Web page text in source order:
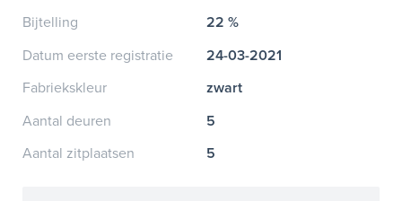
Bijtelling
22 %
Datum eerste registratie
24-03-2021
Fabriekskleur
zwart
Aantal deuren
5
Aantal zitplaatsen
5